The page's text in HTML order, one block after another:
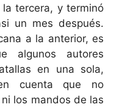
tercera, y terminó
un mes después.
a la anterior, es
algunos autores
en una sola,
cuenta que no
los mandos de las